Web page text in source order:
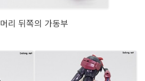
머리 뒤쪽의 가동부